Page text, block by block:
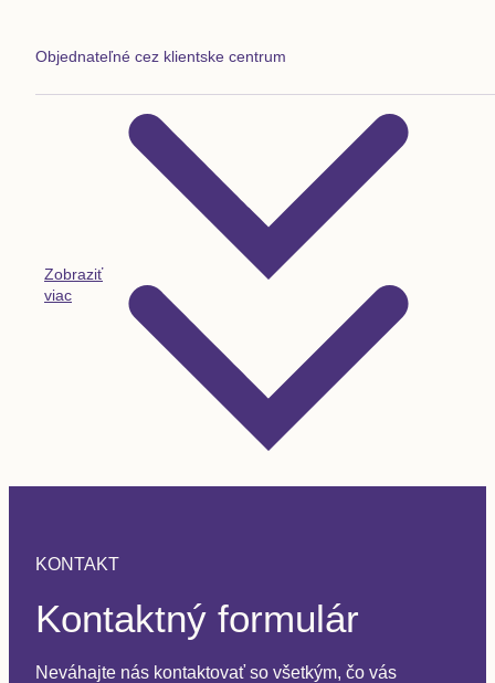
Objednateľné cez klientske centrum
Zobraziť
viac
KONTAKT
Kontaktný formulár
Neváhajte nás kontaktovať so všetkým, čo vás